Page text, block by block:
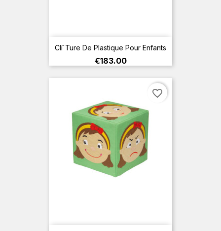
Clí´ture De Plastique Pour Enfants
Price
€183.00
favorite_border